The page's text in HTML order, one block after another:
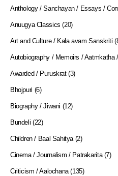
Anthology / Sanchayan / Essays /
Anuugya Classics (20)
Art and Culture / Kala avam Sanskriti
Autobiography / Memoirs / Aatmkatha
Awarded / Puruskrat (3)
Bhojpuri (6)
Biography / Jiwani (12)
Bundeli (22)
Children / Baal Sahitya (2)
Cinema / Journalism / Patrakarita (7)
Criticism / Aalochana (135)